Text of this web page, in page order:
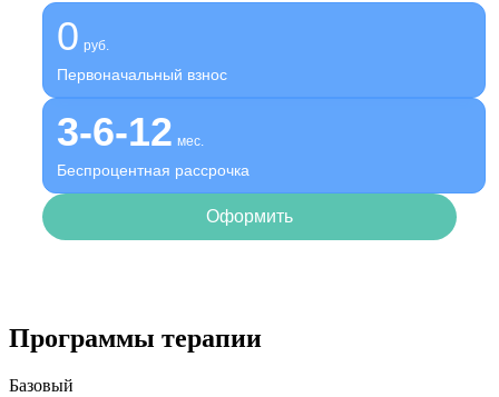
0 руб.
Первоначальный взнос
3-6-12 мес.
Беспроцентная рассрочка
Оформить
Программы терапии
Базовый